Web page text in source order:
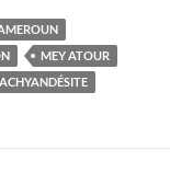
MEY ATOUR